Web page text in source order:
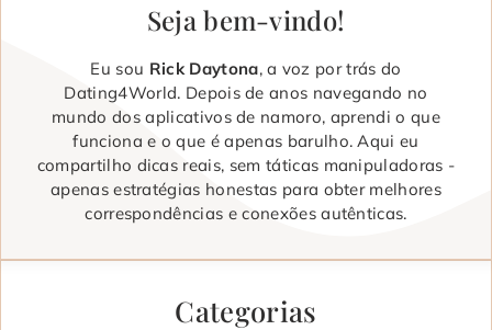
Seja bem-vindo!
Eu sou Rick Daytona, a voz por trás do
Dating4World. Depois de anos navegando no
mundo dos aplicativos de namoro, aprendi o que
funciona e o que é apenas barulho. Aqui eu
compartilho dicas reais, sem táticas manipuladoras -
apenas estratégias honestas para obter melhores
correspondências e conexões autênticas.
Categorias